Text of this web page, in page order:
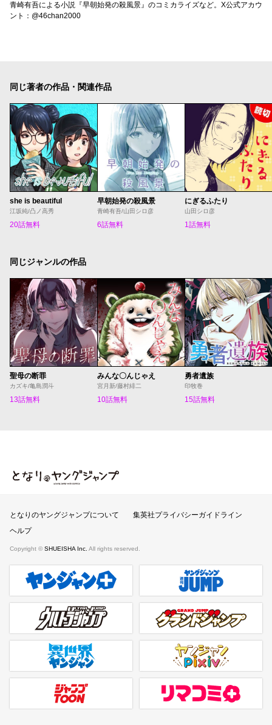
青崎有吾による小説『早朝始発の殺風景』のコミカライズなど。X公式アカウ
ント：@46chan2000
同じ著者の作品・関連作品
she is beautiful
江坂純/凸ノ高秀
20話無料
早朝始発の殺風景
青崎有吾/山田シロ彦
6話無料
にぎるふたり
山田シロ彦
1話無料
同じジャンルの作品
聖母の断罪
カズキ/亀島潤斗
13話無料
みんな〇んじゃえ
宮月新/藤村緋二
10話無料
勇者遺族
印牧巻
15話無料
となりのヤングジャンプ
となりのヤングジャンプについて
集英社プライバシーガイドライン
ヘルプ
Copyright © SHUEISHA Inc. All rights reserved.
ヤンジャンプラス 週刊ヤングジャンプ公式サイト
ウルトラジャンプ グランドジャンプ
異世界ヤンジャン ヤンジャンpixiv
ジャンプTOON リマコミ＋